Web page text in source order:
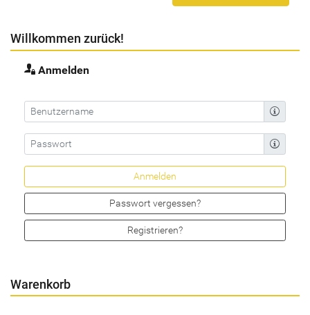
Willkommen zurück!
Anmelden
Passwort vergessen?
Registrieren?
Warenkorb